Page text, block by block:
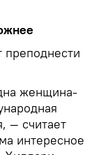
женщина-
— считает
интересное